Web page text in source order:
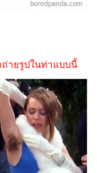
ายรูปในท่าแบบนี้